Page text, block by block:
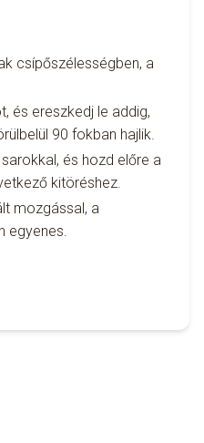
csípőszélességben, a
és ereszkedj le addig,
90 fokban hajlik.
és hozd előre a
kitöréshez.
mozgással, a
egyenes.